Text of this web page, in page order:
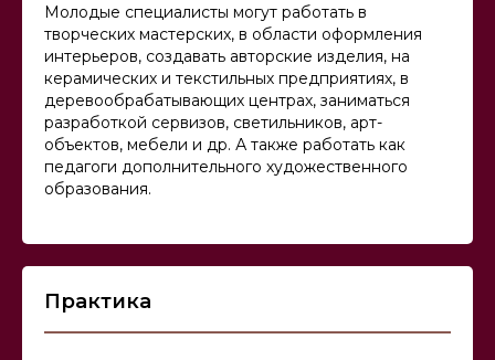
Молодые специалисты могут работать в
творческих мастерских, в области оформления
интерьеров, создавать авторские изделия, на
керамических и текстильных предприятиях, в
деревообрабатывающих центрах, заниматься
разработкой сервизов, светильников, арт-
объектов, мебели и др. А также работать как
педагоги дополнительного художественного
образования.
Практика